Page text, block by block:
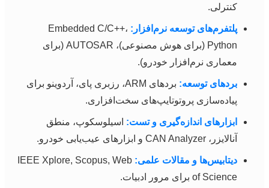
کنترلی.
پلتفرم‌های توسعه نرم‌افزار: Embedded C/C++،
Python (برای هوش مصنوعی)، AUTOSAR (برای
معماری نرم‌افزار خودرو).
بردهای توسعه:
بردهای ARM، رزبری پای، آردوینو برای
پیاده‌سازی پروتوتایپ‌های سخت‌افزاری.
ابزارهای اندازه‌گیری و تست: اسیلوسکوپ، منطق
آنالایزر، CAN Analyzer و ابزارهای عیب‌یابی خودرو.
دیتابیس‌ها و مقالات علمی: IEEE Xplore, Scopus, Web
of Science برای مرور ادبیات.